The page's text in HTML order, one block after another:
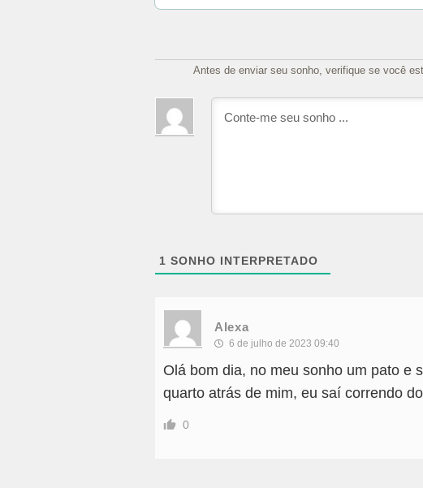
Antes de enviar seu sonho, verifique se você
1 SONHO INTERPRETADO
Alexa
6 de julho de 2023 09:40
Olá bom dia, no meu sonho um pato e
quarto atrás de mim, eu saí correndo
0